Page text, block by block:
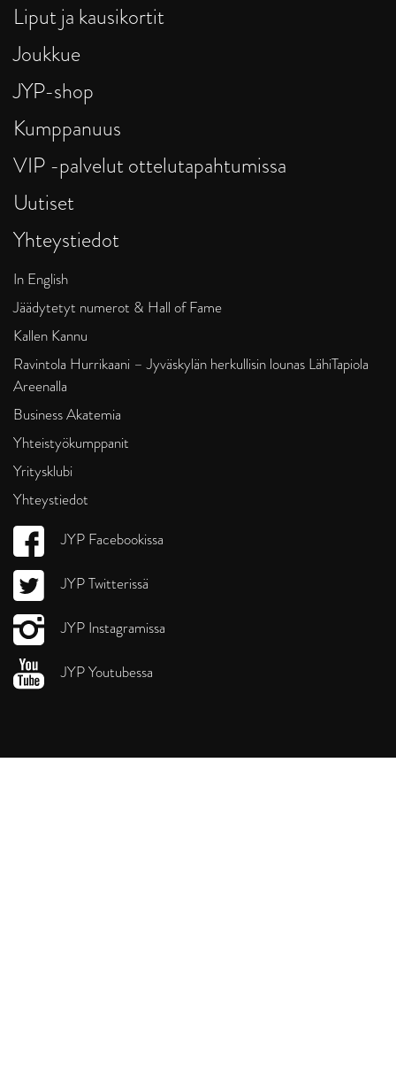
Liput ja kausikortit
Joukkue
JYP-shop
Kumppanuus
VIP -palvelut ottelutapahtumissa
Uutiset
Yhteystiedot
In English
Jäädytetyt numerot & Hall of Fame
Kallen Kannu
Ravintola Hurrikaani – Jyväskylän herkullisin lounas LähiTapiola
Areenalla
Business Akatemia
Yhteistyökumppanit
Yritysklubi
Yhteystiedot
JYP Facebookissa
JYP Twitterissä
JYP Instagramissa
JYP Youtubessa